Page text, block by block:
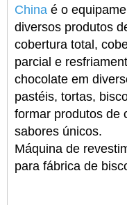
China é o
diversos produtos
cobertura total,
parcial e
chocolate em
pastéis, tortas,
formar produtos de
sabores únicos.
Máquina de
para fábrica de